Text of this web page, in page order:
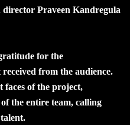
Praveen Kandregula
for the
from the audience.
faces of the project,
the entire team, calling